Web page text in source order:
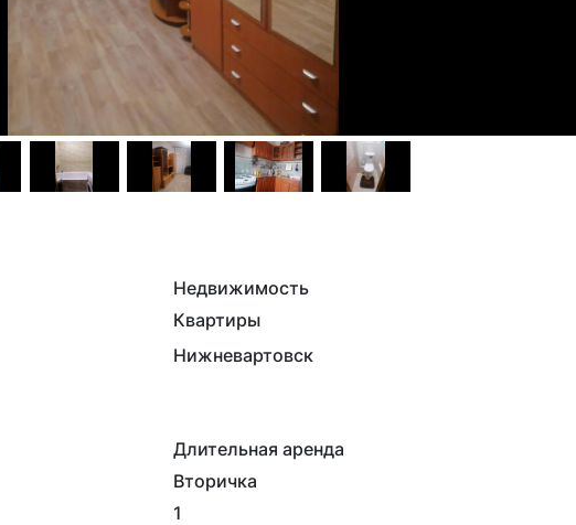
Недвижимость
Квартиры
Нижневартовск
Длительная аренда
Вторичка
1